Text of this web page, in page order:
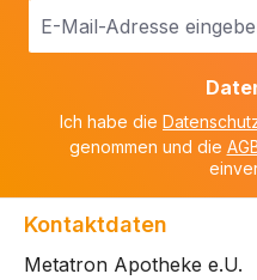
E-
Ich habe die
genommen und die
Kontaktdaten
Metatron Apotheke e.U.